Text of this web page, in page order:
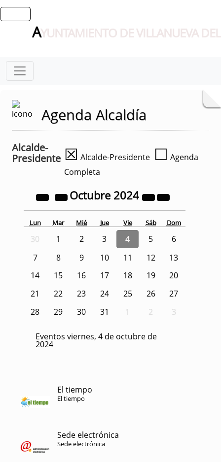
AYUNTAMIENTO DE VILLANUEVA
Agenda Alcaldía
Alcalde-
Presidente ☒ Alcalde-Presidente ☐ Agenda
Completa
Octubre 2024
Lun Mar Mié Jue Vie Sáb Dom
30 1 2 3 4 5
6
7
8 9 10 11 12
13
14
15 16 17 18 19
20
21
22 23 24 25 26
27
28
29 30 31 1 2 3
Eventos viernes, 4 de octubre de
2024
El tiempo
El tiempo
Sede electrónica
Sede electrónica